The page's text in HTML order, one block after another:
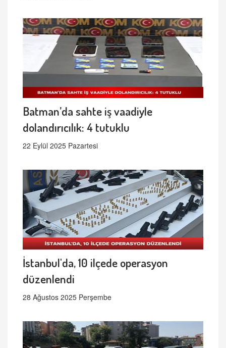
Batman’da sahte iş vaadiyle
dolandırıcılık: 4 tutuklu
22 Eylül 2025 Pazartesi
İstanbul'da, 10 ilçede operasyon
düzenlendi
28 Ağustos 2025 Perşembe